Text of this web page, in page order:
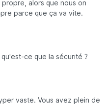
alors que nous on
parce que ça va vite.
ce que la sécurité ?
vaste. Vous avez plein de